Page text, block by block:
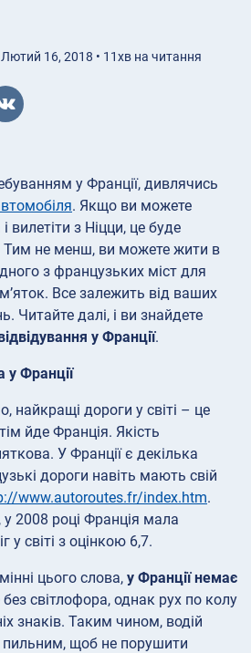
16, 2018 • 11хв на читання
у Франції, дивлячись
. Якщо ви можете
вилетіти з Ніцци, це буде
Тим не менш, ви можете жити в
з французьких міст для
Все залежить від ваших
Читайте далі, і ви знайдете
у Франції.
у Франції
найкращі дороги у світі – це
йде Франція. Якість
У Франції є декілька
дороги навіть мають свій
www.autoroutes.fr/index.htm.
, у 2008 році Франція мала
у світі з оцінкою 6,7.
цього слова, у Франції немає
без світлофора, однак рух по колу
знаків. Таким чином, водій
щоб не порушити